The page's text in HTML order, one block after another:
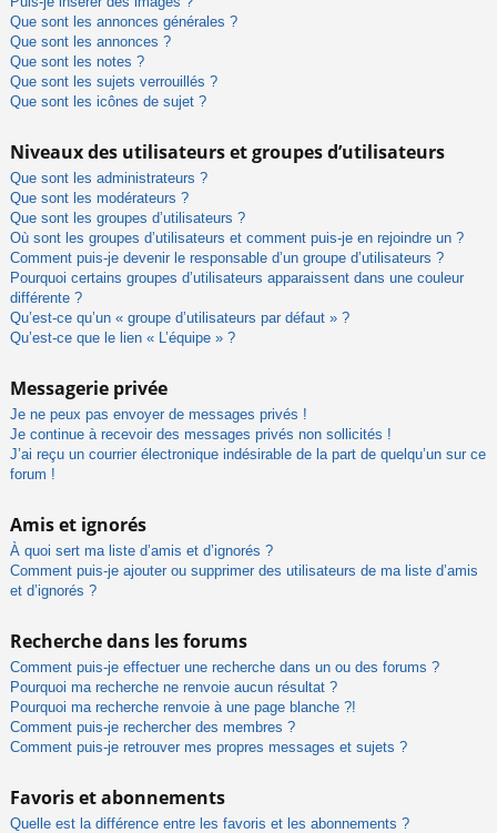
Que sont les annonces générales ?
Que sont les annonces ?
Que sont les notes ?
Que sont les sujets verrouillés ?
Que sont les icônes de sujet ?
Niveaux des utilisateurs et groupes d’utilisateurs
Que sont les administrateurs ?
Que sont les modérateurs ?
Que sont les groupes d’utilisateurs ?
Où sont les groupes d’utilisateurs et comment puis-je en rejoindre un ?
Comment puis-je devenir le responsable d’un groupe d’utilisateurs ?
Pourquoi certains groupes d’utilisateurs apparaissent dans une couleur
différente ?
Qu’est-ce qu’un « groupe d’utilisateurs par défaut » ?
Qu’est-ce que le lien « L’équipe » ?
Messagerie privée
Je ne peux pas envoyer de messages privés !
Je continue à recevoir des messages privés non sollicités !
J’ai reçu un courrier électronique indésirable de la part de quelqu’un sur ce
forum !
Amis et ignorés
À quoi sert ma liste d’amis et d’ignorés ?
Comment puis-je ajouter ou supprimer des utilisateurs de ma liste d’amis
et d’ignorés ?
Recherche dans les forums
Comment puis-je effectuer une recherche dans un ou des forums ?
Pourquoi ma recherche ne renvoie aucun résultat ?
Pourquoi ma recherche renvoie à une page blanche ?!
Comment puis-je rechercher des membres ?
Comment puis-je retrouver mes propres messages et sujets ?
Favoris et abonnements
Quelle est la différence entre les favoris et les abonnements ?